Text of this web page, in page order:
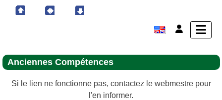
Anciennes Compétences
Si le lien ne fonctionne pas, contactez le webmestre pour
l'en informer.